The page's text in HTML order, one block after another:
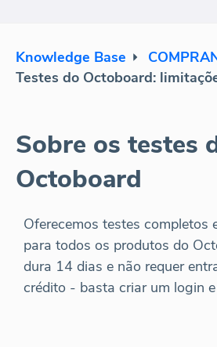
Knowledge Base
Sobre os testes
Octoboard
Oferecemos testes completos
para todos os produtos do
dura 14 dias e não requer
crédito - basta criar um login